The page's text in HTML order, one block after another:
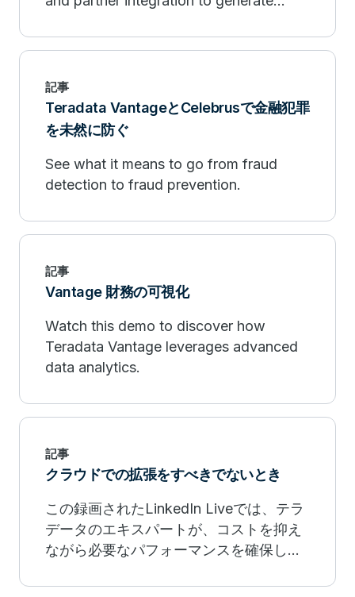
記事
Teradata VantageとCelebrusで金融犯罪
を未然に防ぐ
See what it means to go from fraud
detection to fraud prevention.
記事
Vantage 財務の可視化
Watch this demo to discover how
Teradata Vantage leverages advanced
data analytics.
記事
クラウドでの拡張をすべきでないとき
この録画されたLinkedIn Liveでは、テラ
データのエキスパートが、コストを抑え
ながら必要なパフォーマンスを確保しな
い場合についてご説明します。